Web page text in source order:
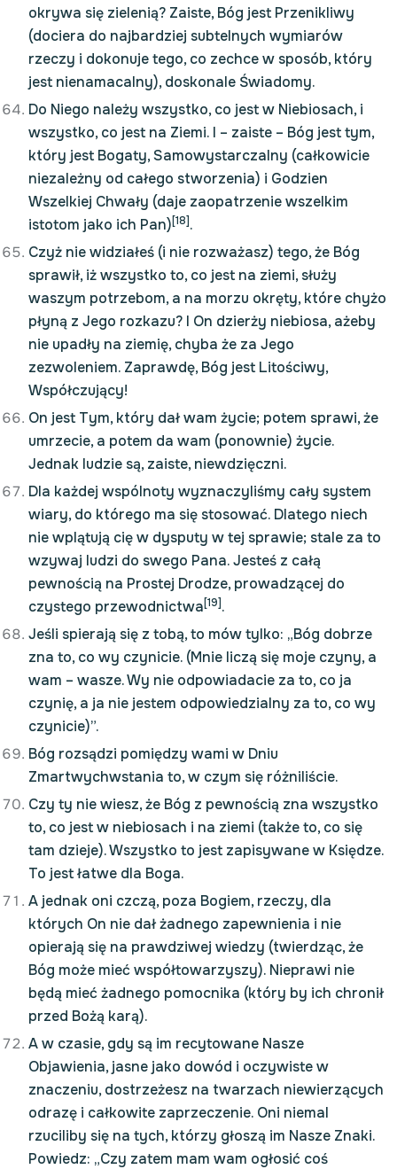
okrywa się zielenią? Zaiste, Bóg jest Przenikliwy
(dociera do najbardziej subtelnych wymiarów
rzeczy i dokonuje tego, co zechce w sposób, który
jest nienamacalny), doskonale Świadomy.
Do Niego należy wszystko, co jest w Niebiosach, i
wszystko, co jest na Ziemi. I – zaiste – Bóg jest tym,
który jest Bogaty, Samowystarczalny (całkowicie
niezależny od całego stworzenia) i Godzien
Wszelkiej Chwały (daje zaopatrzenie wszelkim
istotom jako ich Pan)[18].
Czyż nie widziałeś (i nie rozważasz) tego, że Bóg
sprawił, iż wszystko to, co jest na ziemi, służy
waszym potrzebom, a na morzu okręty, które chyżo
płyną z Jego rozkazu? I On dzierży niebiosa, ażeby
nie upadły na ziemię, chyba że za Jego
zezwoleniem. Zaprawdę, Bóg jest Litościwy,
Współczujący!
On jest Tym, który dał wam życie; potem sprawi, że
umrzecie, a potem da wam (ponownie) życie.
Jednak ludzie są, zaiste, niewdzięczni.
Dla każdej wspólnoty wyznaczyliśmy cały system
wiary, do którego ma się stosować. Dlatego niech
nie wplątują cię w dysputy w tej sprawie; stale za to
wzywaj ludzi do swego Pana. Jesteś z całą
pewnością na Prostej Drodze, prowadzącej do
czystego przewodnictwa[19].
Jeśli spierają się z tobą, to mów tylko: „Bóg dobrze
zna to, co wy czynicie. (Mnie liczą się moje czyny, a
wam – wasze. Wy nie odpowiadacie za to, co ja
czynię, a ja nie jestem odpowiedzialny za to, co wy
czynicie)”.
Bóg rozsądzi pomiędzy wami w Dniu
Zmartwychwstania to, w czym się różniliście.
Czy ty nie wiesz, że Bóg z pewnością zna wszystko
to, co jest w niebiosach i na ziemi (także to, co się
tam dzieje). Wszystko to jest zapisywane w Księdze.
To jest łatwe dla Boga.
A jednak oni czczą, poza Bogiem, rzeczy, dla
których On nie dał żadnego zapewnienia i nie
opierają się na prawdziwej wiedzy (twierdząc, że
Bóg może mieć współtowarzyszy). Nieprawi nie
będą mieć żadnego pomocnika (który by ich chronił
przed Bożą karą).
A w czasie, gdy są im recytowane Nasze
Objawienia, jasne jako dowód i oczywiste w
znaczeniu, dostrzeżesz na twarzach niewierzących
odrazę i całkowite zaprzeczenie. Oni niemal
rzuciliby się na tych, którzy głoszą im Nasze Znaki.
Powiedz: „Czy zatem mam wam ogłosić coś